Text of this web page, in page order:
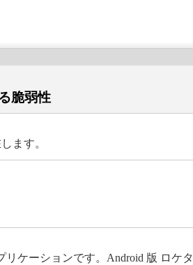
脆弱性
ます。
ケーションです。Android 版 ロケ